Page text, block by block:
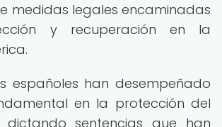
medidas legales encaminadas
y recuperación en la
españoles han desempeñado
en la protección del
dictando sentencias que han